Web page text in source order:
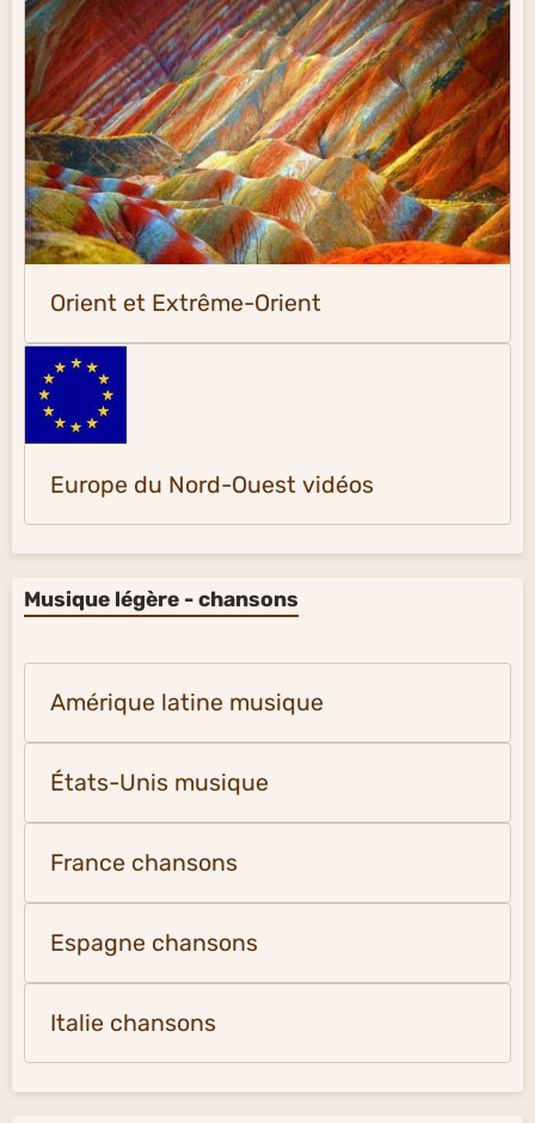
Orient et Extrême-Orient
Europe du Nord-Ouest vidéos
Musique légère - chansons
Amérique latine musique
États-Unis musique
France chansons
Espagne chansons
Italie chansons